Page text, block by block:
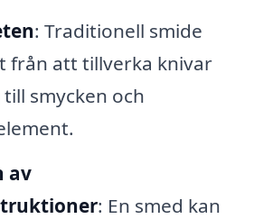
: Traditionell smide
från att tillverka knivar
smycken och
av
: En smed kan